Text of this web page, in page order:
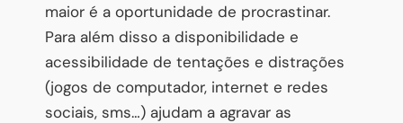
maior é a oportunidade de procrastinar.
Para além disso a disponibilidade e
acessibilidade de tentações e distrações
(jogos de computador, internet e redes
sociais, sms…) ajudam a agravar as